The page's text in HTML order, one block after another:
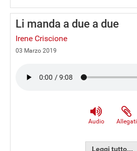
Li manda a due a due
Irene Criscione
03 Marzo 2019
Audio Allegati
Leggi tutto...